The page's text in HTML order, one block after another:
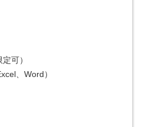
可）
、Word）